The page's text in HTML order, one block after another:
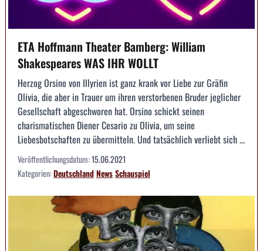
ETA Hoffmann Theater Bamberg: William
Shakespeares WAS IHR WOLLT
Herzog Orsino von Illyrien ist ganz krank vor Liebe zur Gräfin
Olivia, die aber in Trauer um ihren verstorbenen Bruder jeglicher
Gesellschaft abgeschworen hat. Orsino schickt seinen
charismatischen Diener Cesario zu Olivia, um seine
Liebesbotschaften zu übermitteln. Und tatsächlich verliebt sich ...
Veröffentlichungsdatum:15.06.2021
Kategorien:DeutschlandNewsSchauspiel